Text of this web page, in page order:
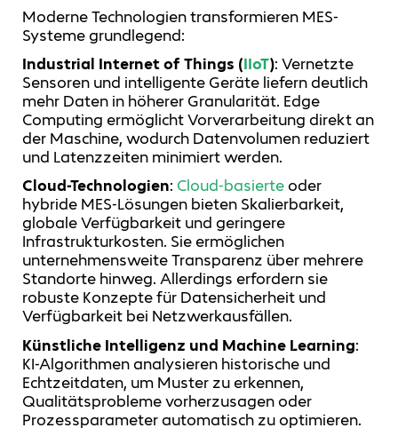
Moderne Technologien transformieren MES-
Systeme grundlegend:
Industrial Internet of Things (IIoT): Vernetzte
Sensoren und intelligente Geräte liefern deutlich
mehr Daten in höherer Granularität. Edge
Computing ermöglicht Vorverarbeitung direkt an
der Maschine, wodurch Datenvolumen reduziert
und Latenzzeiten minimiert werden.
Cloud-Technologien: Cloud-basierteoder
hybride MES-Lösungen bieten Skalierbarkeit,
globale Verfügbarkeit und geringere
Infrastrukturkosten. Sie ermöglichen
unternehmensweite Transparenz über mehrere
Standorte hinweg. Allerdings erfordern sie
robuste Konzepte für Datensicherheit und
Verfügbarkeit bei Netzwerkausfällen.
Künstliche Intelligenz und Machine Learning:
KI-Algorithmen analysieren historische und
Echtzeitdaten, um Muster zu erkennen,
Qualitätsprobleme vorherzusagen oder
Prozessparameter automatisch zu optimieren.